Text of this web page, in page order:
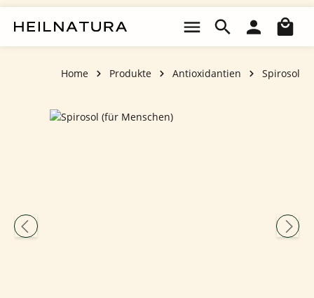
Home Produkte Antioxidantien Spirosol
Bildergalerie überspringen